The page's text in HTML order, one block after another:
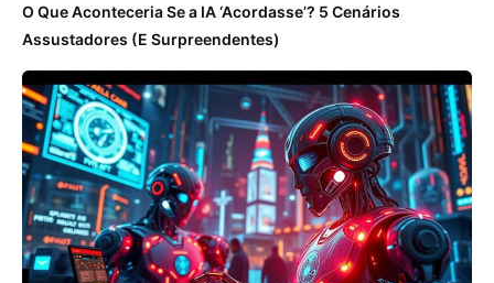
O Que Aconteceria Se a IA ‘Acordasse’? 5 Cenários
Assustadores (E Surpreendentes)